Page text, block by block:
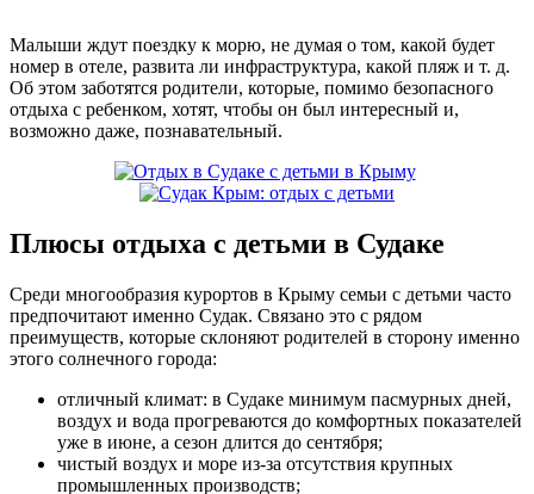
Малыши ждут поездку к морю, не думая о том, какой будет
номер в отеле, развита ли инфраструктура, какой пляж и т. д.
Об этом заботятся родители, которые, помимо безопасного
отдыха с ребенком, хотят, чтобы он был интересный и,
возможно даже, познавательный.
Плюсы отдыха с детьми в Судаке
Среди многообразия курортов в Крыму семьи с детьми часто
предпочитают именно Судак. Связано это с рядом
преимуществ, которые склоняют родителей в сторону именно
этого солнечного города:
отличный климат: в Судаке минимум пасмурных дней,
воздух и вода прогреваются до комфортных показателей
уже в июне, а сезон длится до сентября;
чистый воздух и море из-за отсутствия крупных
промышленных производств;